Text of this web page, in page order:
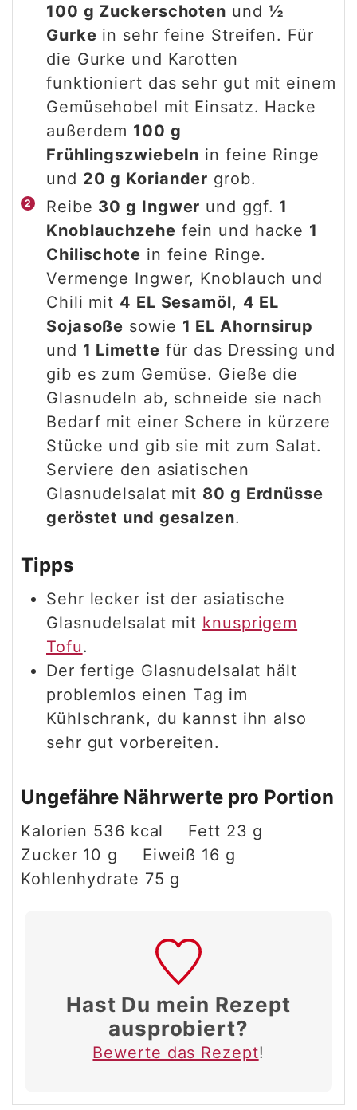
100 g Zuckerschoten und ½
Gurke in sehr feine Streifen. Für
die Gurke und Karotten
funktioniert das sehr gut mit einem
Gemüsehobel mit Einsatz. Hacke
außerdem 100 g
Frühlingszwiebeln in feine Ringe
und 20 g Koriander grob.
Reibe 30 g Ingwer und ggf. 1
Knoblauchzehe fein und hacke 1
Chilischote in feine Ringe.
Vermenge Ingwer, Knoblauch und
Chili mit 4 EL Sesamöl, 4 EL
Sojasoße sowie 1 EL Ahornsirup
und 1 Limette für das Dressing und
gib es zum Gemüse. Gieße die
Glasnudeln ab, schneide sie nach
Bedarf mit einer Schere in kürzere
Stücke und gib sie mit zum Salat.
Serviere den asiatischen
Glasnudelsalat mit 80 g Erdnüsse
geröstet und gesalzen.
Tipps
Sehr lecker ist der asiatische
Glasnudelsalat mit knusprigem
Tofu.
Der fertige Glasnudelsalat hält
problemlos einen Tag im
Kühlschrank, du kannst ihn also
sehr gut vorbereiten.
Ungefähre Nährwerte pro Portion
Kalorien 536 kcal Fett 23 g
Zucker 10 g Eiweiß 16 g
Kohlenhydrate 75 g
Hast Du mein Rezept
ausprobiert?
Bewerte das Rezept!